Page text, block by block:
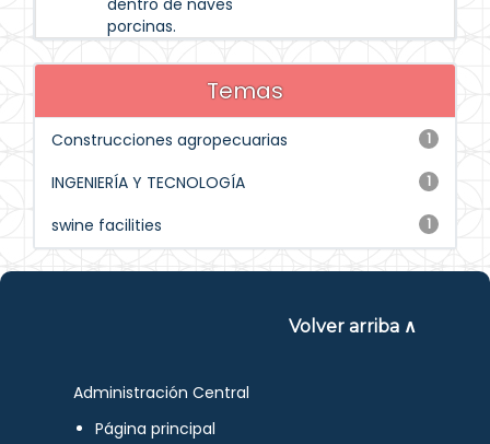
dentro de naves
porcinas.
Temas
1
Construcciones agropecuarias
1
INGENIERÍA Y TECNOLOGÍA
1
swine facilities
Volver arriba ∧
Administración Central
Página principal